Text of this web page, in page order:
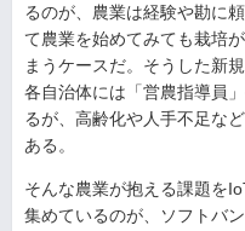
るのが、農業は経験や勘に
て農業を始めてみても栽培
まうケースだ。そうした新
各自治体には「営農指導員
るが、高齢化や人手不足な
ある。
そんな農業が抱える課題を
集めているのが、ソフトバ